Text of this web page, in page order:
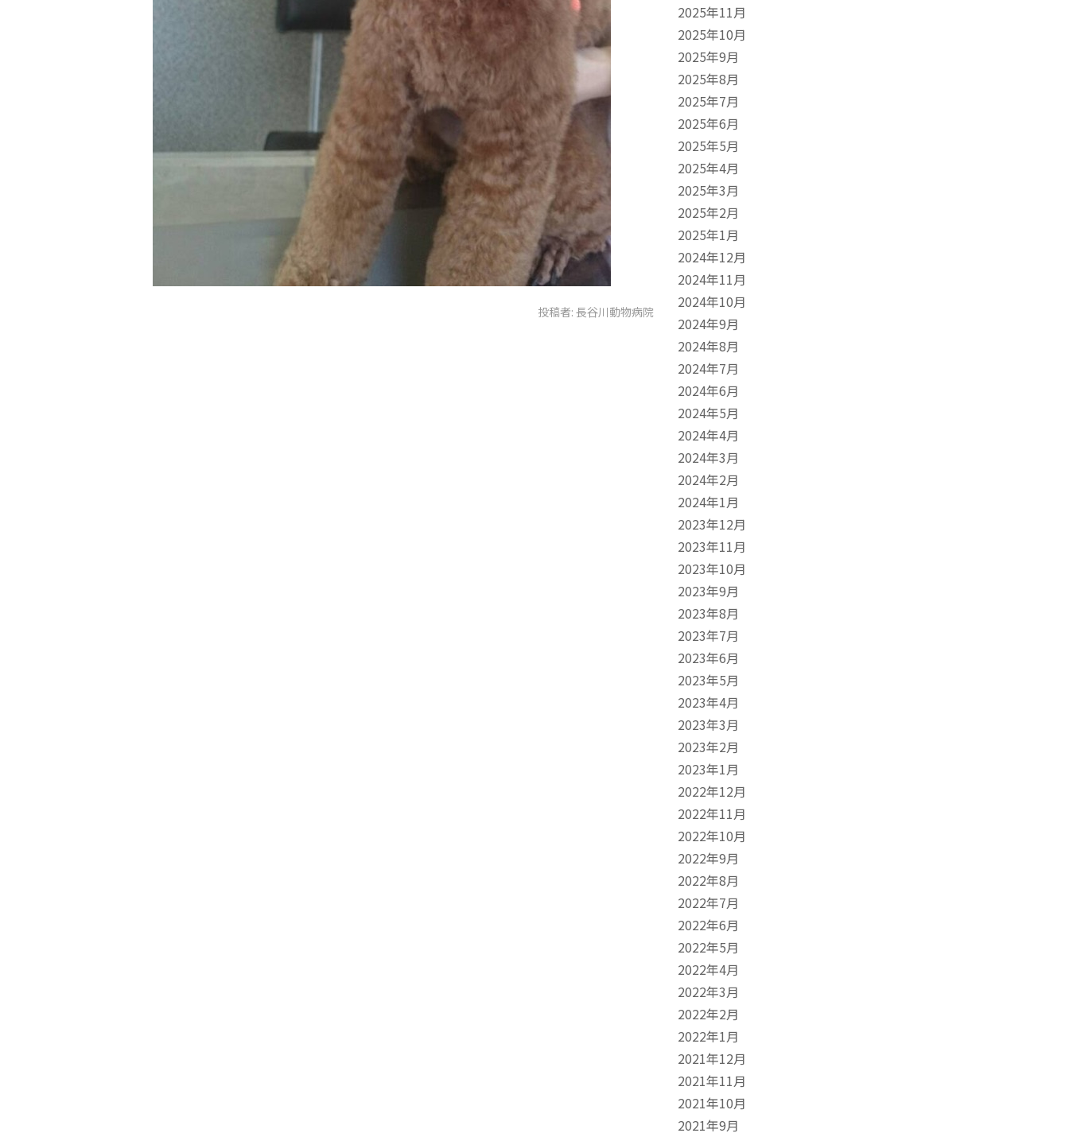
投稿者: 長谷川動物病院
2025年11月
2025年10月
2025年9月
2025年8月
2025年7月
2025年6月
2025年5月
2025年4月
2025年3月
2025年2月
2025年1月
2024年12月
2024年11月
2024年10月
2024年9月
2024年8月
2024年7月
2024年6月
2024年5月
2024年4月
2024年3月
2024年2月
2024年1月
2023年12月
2023年11月
2023年10月
2023年9月
2023年8月
2023年7月
2023年6月
2023年5月
2023年4月
2023年3月
2023年2月
2023年1月
2022年12月
2022年11月
2022年10月
2022年9月
2022年8月
2022年7月
2022年6月
2022年5月
2022年4月
2022年3月
2022年2月
2022年1月
2021年12月
2021年11月
2021年10月
2021年9月